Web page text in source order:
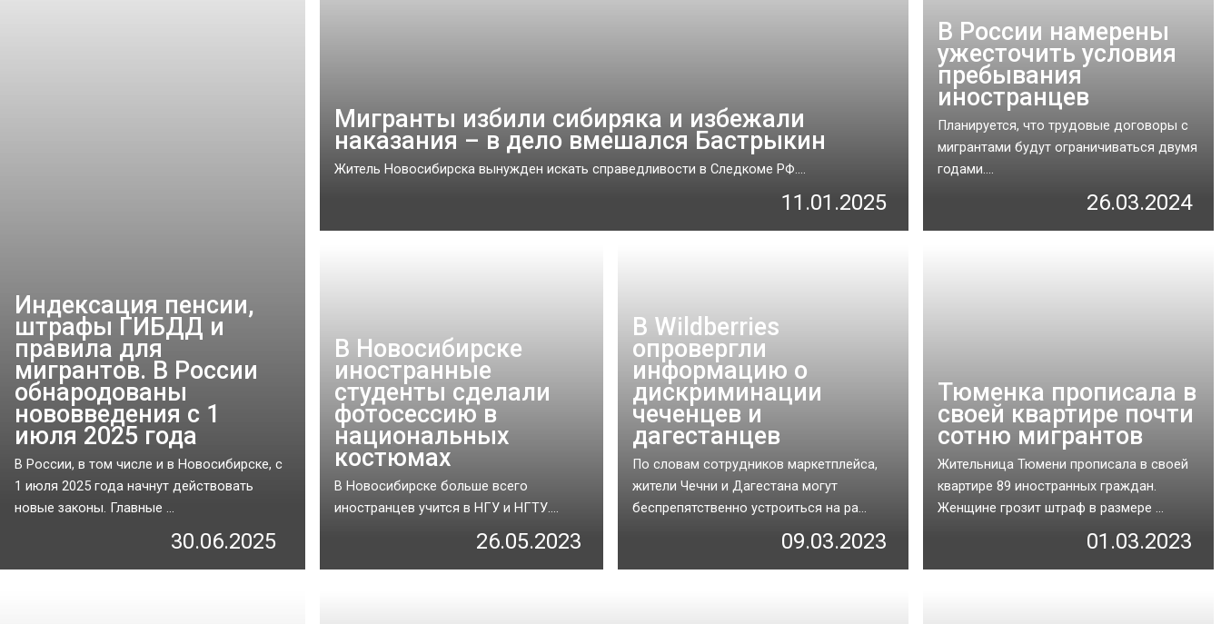
Индексация пенсии,
штрафы ГИБДД и
правила для
мигрантов. В России
обнародованы
нововведения с 1
июля 2025 года
В России, в том числе и в Новосибирске, с
1 июля 2025 года начнут действовать
новые законы. Главные ...
30.06.2025
Мигранты избили сибиряка и избежали
наказания – в дело вмешался Бастрыкин
Житель Новосибирска вынужден искать справедливости в Следкоме РФ....
11.01.2025
В России намерены
ужесточить условия
пребывания
иностранцев
Планируется, что трудовые договоры с
мигрантами будут ограничиваться двумя
годами....
26.03.2024
В Новосибирске
иностранные
студенты сделали
фотосессию в
национальных
костюмах
В Новосибирске больше всего
иностранцев учится в НГУ и НГТУ....
26.05.2023
В Wildberries
опровергли
информацию о
дискриминации
чеченцев и
дагестанцев
По словам сотрудников маркетплейса,
жители Чечни и Дагестана могут
беспрепятственно устроиться на ра...
09.03.2023
Тюменка прописала в
своей квартире почти
сотню мигрантов
Жительница Тюмени прописала в своей
квартире 89 иностранных граждан.
Женщине грозит штраф в размере ...
01.03.2023